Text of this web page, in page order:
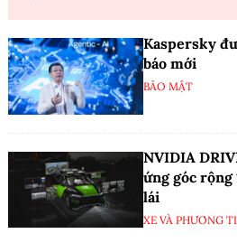
Kaspersky
báo mới
BẢO MẬT
NVIDIA
ứng góc rộng
lái
XE VÀ PHƯƠNG